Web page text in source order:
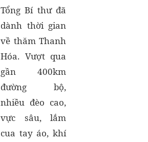
Tổng Bí thư đã
dành thời gian
về thăm Thanh
Hóa. Vượt qua
gần 400km
đường bộ,
nhiều đèo cao,
vực sâu, lắm
cua tay áo, khí